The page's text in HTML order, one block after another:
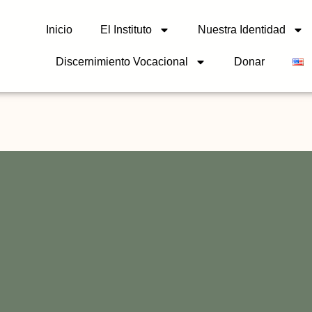
Inicio El Instituto Nuestra Identidad
Discernimiento Vocacional Donar